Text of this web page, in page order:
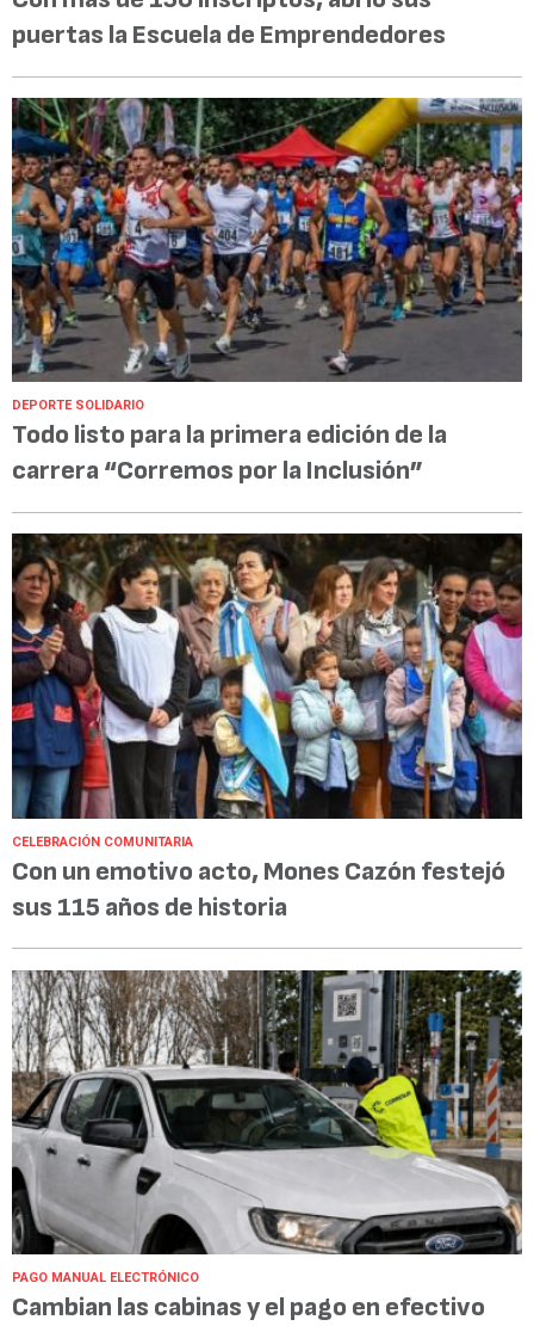
puertas la Escuela de Emprendedores
DEPORTE SOLIDARIO
Todo listo para la primera edición de la
carrera “Corremos por la Inclusión”
CELEBRACIÓN COMUNITARIA
Con un emotivo acto, Mones Cazón festejó
sus 115 años de historia
PAGO MANUAL ELECTRÓNICO
Cambian las cabinas y el pago en efectivo